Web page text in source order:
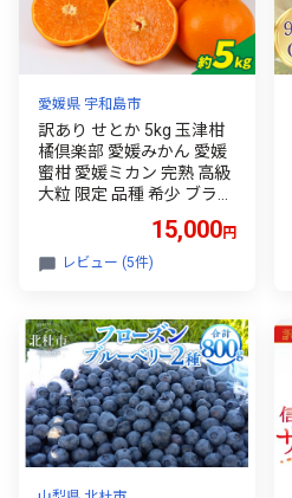
愛媛県 宇和島市
訳あり せとか 5kg 玉津柑
橘倶楽部 愛媛みかん 愛媛
蜜柑 愛媛ミカン 完熟 高級
大粒 限定 品種 希少 ブラン
ん mikan 果物 くだもの フ
ルーツ 柑橘 甘い 甘味 蜜柑
72028
15,000円
レビュー (5件)